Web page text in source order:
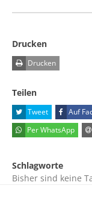
Drucken
Drucken
Teilen
Tweet Auf
Per WhatsApp
Schlagworte
Bisher sind keine